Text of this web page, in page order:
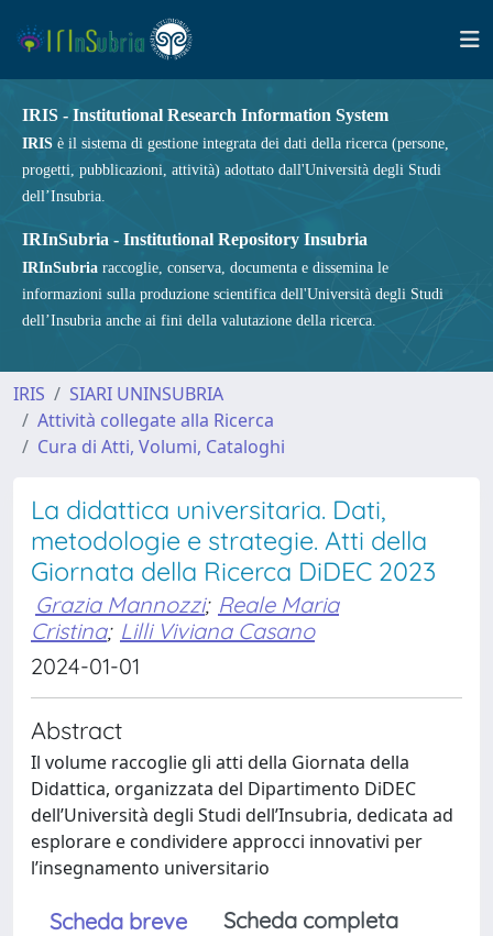
IRIS - Institutional Research Information System
IRIS è il sistema di gestione integrata dei dati della ricerca (persone,
progetti, pubblicazioni, attività) adottato dall'Università degli Studi
dell’Insubria.
IRInSubria - Institutional Repository Insubria
IRInSubria raccoglie, conserva, documenta e dissemina le
informazioni sulla produzione scientifica dell'Università degli Studi
dell’Insubria anche ai fini della valutazione della ricerca.
IRIS
SIARI UNINSUBRIA
Attività collegate alla Ricerca
Cura di Atti, Volumi, Cataloghi
La didattica universitaria. Dati,
metodologie e strategie. Atti della
Giornata della Ricerca DiDEC 2023
Grazia Mannozzi; Reale Maria
Cristina; Lilli Viviana Casano
2024-01-01
Abstract
Il volume raccoglie gli atti della Giornata della
Didattica, organizzata del Dipartimento DiDEC
dell’Università degli Studi dell’Insubria, dedicata ad
esplorare e condividere approcci innovativi per
l’insegnamento universitario
Scheda breve
Scheda completa